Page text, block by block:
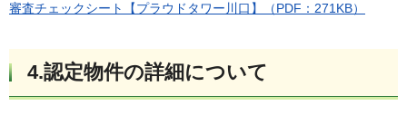
審査チェックシート【プラウドタワー川口】（PDF：271KB）
4.認定物件の詳細について